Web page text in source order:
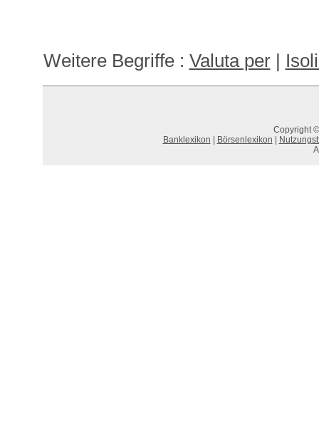
Weitere Begriffe : Valuta per|
Copyright
Banklexikon
Börsenlexikon